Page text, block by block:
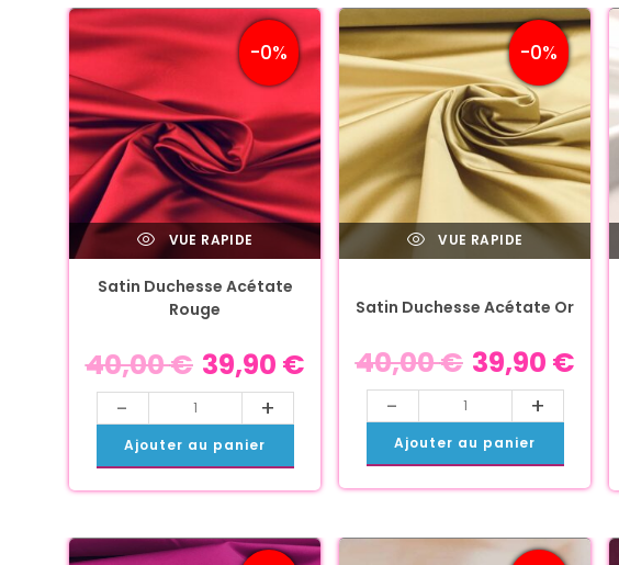
-0%
VUE RAPIDE
Satin Duchesse Acétate
Rouge
40,00€ 39,90 €
- +
Ajouter au panier
-0%
VUE RAPIDE
Satin Duchesse Acétate Or
40,00€ 39,90 €
- +
Ajouter au panier